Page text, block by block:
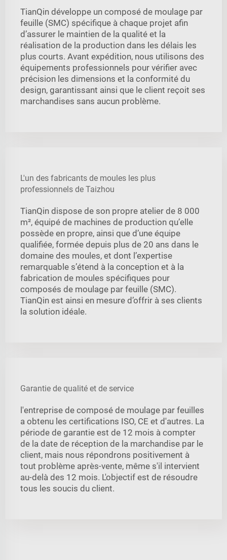
TianQin développe un composé de moulage par
feuille (SMC) spécifique à chaque projet afin
d’assurer le maintien de la qualité et la
réalisation de la production dans les délais les
plus courts. Avant expédition, nous utilisons des
équipements professionnels pour vérifier avec
précision les dimensions et la conformité du
design, garantissant ainsi que le client reçoit ses
marchandises sans aucun problème.
L'un des fabricants de moules les plus
professionnels de Taizhou
TianQin dispose de son propre atelier de 8 000
m², équipé de machines de production qu’elle
possède en propre, ainsi que d’une équipe
qualifiée, formée depuis plus de 20 ans dans le
domaine des moules, et dont l’expertise
remarquable s’étend à la conception et à la
fabrication de moules spécifiques pour
composés de moulage par feuille (SMC).
TianQin est ainsi en mesure d’offrir à ses clients
la solution idéale.
Garantie de qualité et de service
l'entreprise de composé de moulage par feuilles
a obtenu les certifications ISO, CE et d'autres. La
période de garantie est de 12 mois à compter
de la date de réception de la marchandise par le
client, mais nous répondrons positivement à
tout problème après-vente, même s'il intervient
au-delà des 12 mois. L'objectif est de résoudre
tous les soucis du client.